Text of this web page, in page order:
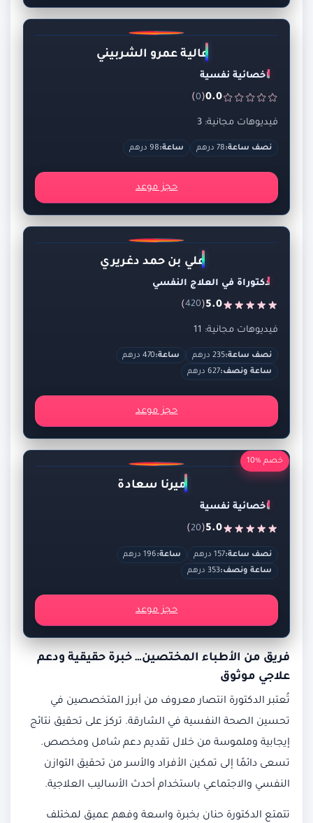
عالية عمرو الشربيني
اخصائية نفسية
0.0
(
0
)
فيديوهات مجانية: 3
نصف ساعة:78 درهم ساعة:98 درهم
حجز موعد
علي بن حمد دغريري
دكتوراة في العلاج النفسي
5.0
(
420
)
فيديوهات مجانية: 11
نصف ساعة:235 درهم ساعة:470 درهم
ساعة ونصف:627 درهم
حجز موعد
خصم %10
ميرنا سعادة
اخصائية نفسية
5.0
(
20
)
نصف ساعة:157 درهم ساعة:196 درهم
ساعة ونصف:353 درهم
حجز موعد
فريق من الأطباء المختصين… خبرة حقيقية ودعم
علاجي موثوق
تُعتبر الدكتورة انتصار معروف من أبرز المتخصصين في
تحسين الصحة النفسية في الشارقة. تركز على تحقيق نتائج
إيجابية وملموسة من خلال تقديم دعم شامل ومخصص.
تسعى دائمًا إلى تمكين الأفراد والأسر من تحقيق التوازن
النفسي والاجتماعي باستخدام أحدث الأساليب العلاجية.
تتمتع الدكتورة حنان بخبرة واسعة وفهم عميق لمختلف